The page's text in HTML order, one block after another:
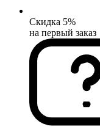
Скидка 5%
на первый заказ